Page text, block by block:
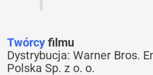
Twórcy filmu
Dystrybucja: Warner Bros.
Polska Sp. z o. o.